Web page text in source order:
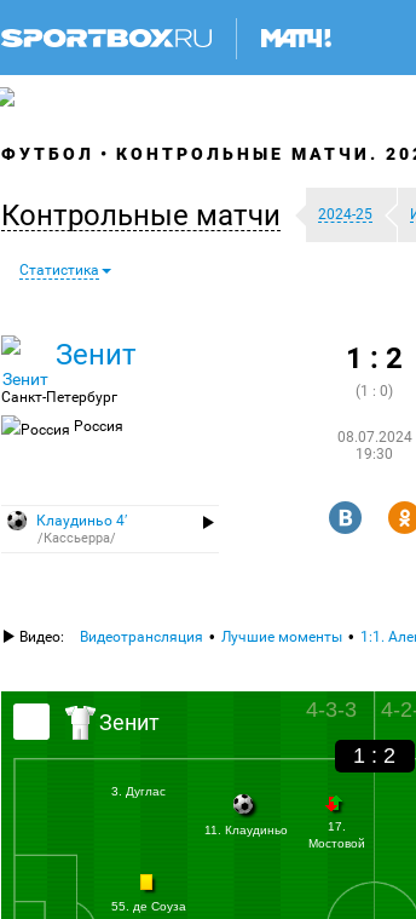
ФУТБОЛ КОНТРОЛЬНЫЕ МАТЧИ.
Контрольные матчи 2024-25
Статистика
Зенит
Санкт-Петербург
Россия
1 : 2
(1 : 0)
08.07.2024
19:30
Клаудиньо 4′
/Кассьерра/
R
Видео: Видеотрансляция Лучшие моменты 1:1.
1 : 2
Зенит 4-3-3
55. де Соуза
3. Дуглас
17.
Мостовой
11. Клаудиньо
4-